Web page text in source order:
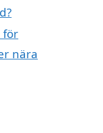
för
nära